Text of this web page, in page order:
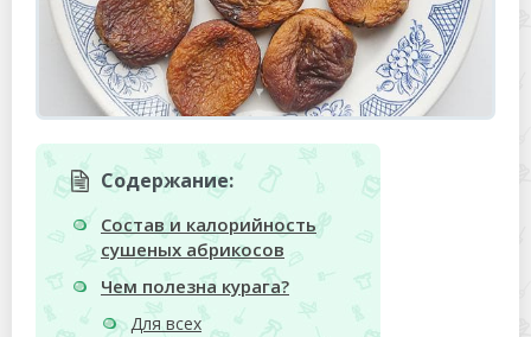
Содержание:
Состав и калорийность
сушеных абрикосов
Чем полезна курага?
Для всех